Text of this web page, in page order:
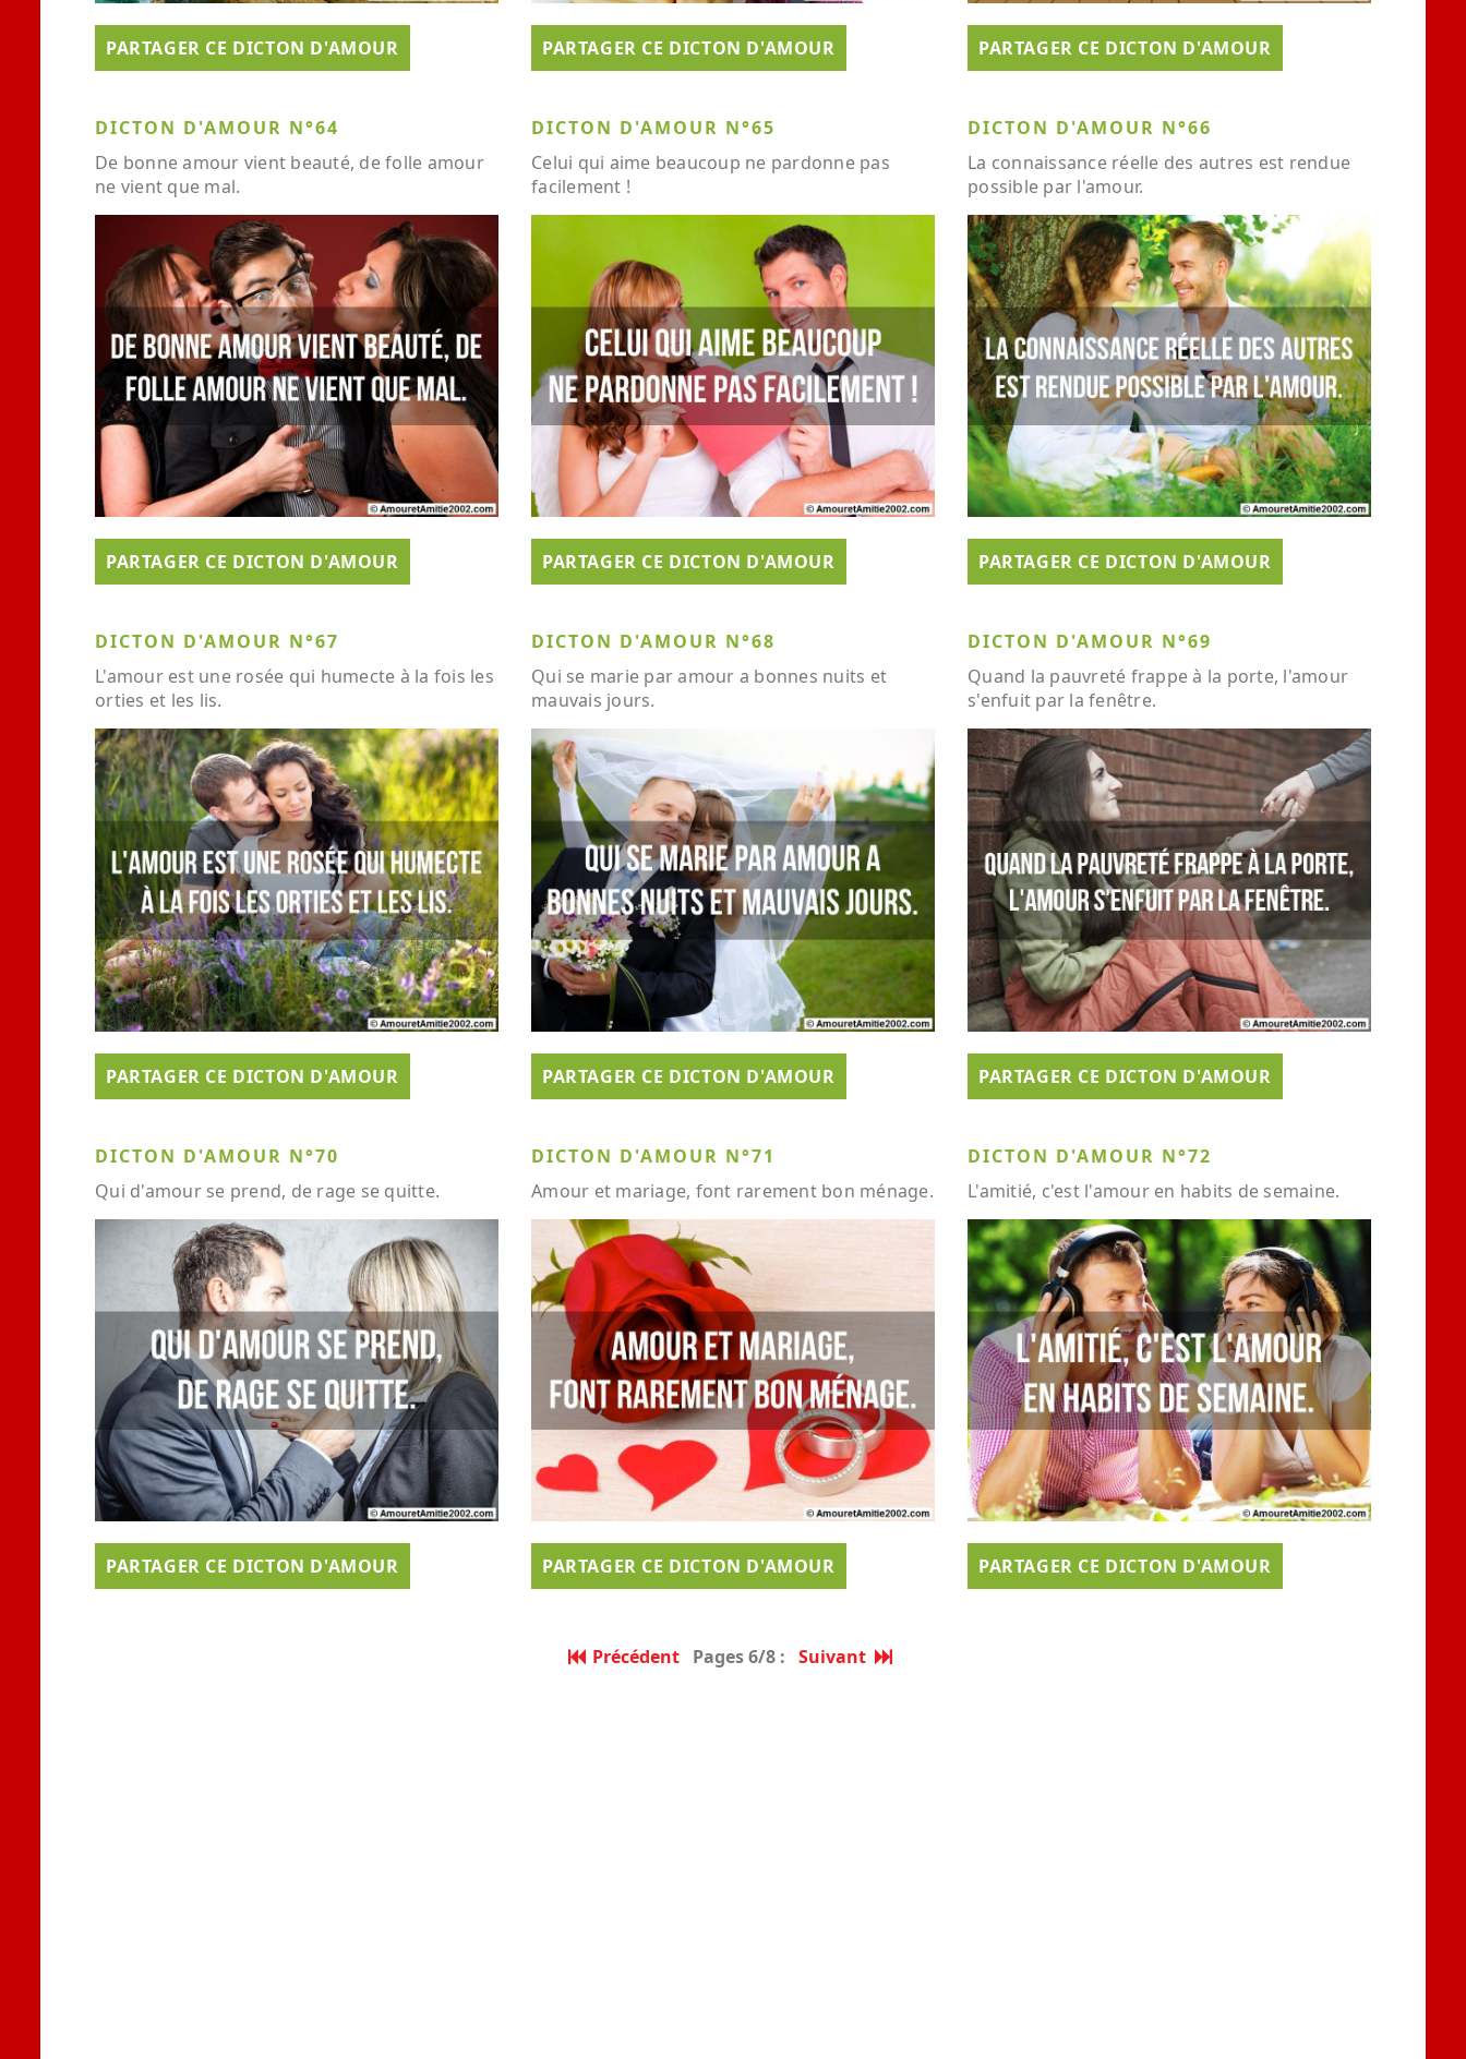
PARTAGER CE DICTON D'AMOUR PARTAGER CE DICTON D'AMOUR PARTAGER CE DICTON D'AMOUR
DICTON D'AMOUR N°64
De bonne amour vient beauté, de folle amour
ne vient que mal.
PARTAGER CE DICTON D'AMOUR
DICTON D'AMOUR N°65
Celui qui aime beaucoup ne pardonne pas
facilement !
PARTAGER CE DICTON D'AMOUR
DICTON D'AMOUR N°66
La connaissance réelle des autres est rendue
possible par l'amour.
PARTAGER CE DICTON D'AMOUR
DICTON D'AMOUR N°67
L'amour est une rosée qui humecte à la fois les
orties et les lis.
PARTAGER CE DICTON D'AMOUR
DICTON D'AMOUR N°68
Qui se marie par amour a bonnes nuits et
mauvais jours.
PARTAGER CE DICTON D'AMOUR
DICTON D'AMOUR N°69
Quand la pauvreté frappe à la porte, l'amour
s'enfuit par la fenêtre.
PARTAGER CE DICTON D'AMOUR
DICTON D'AMOUR N°70
Qui d'amour se prend, de rage se quitte.
PARTAGER CE DICTON D'AMOUR
DICTON D'AMOUR N°71
Amour et mariage, font rarement bon ménage.
PARTAGER CE DICTON D'AMOUR
DICTON D'AMOUR N°72
L'amitié, c'est l'amour en habits de semaine.
PARTAGER CE DICTON D'AMOUR
Précédent Pages 6/8 : Suivant